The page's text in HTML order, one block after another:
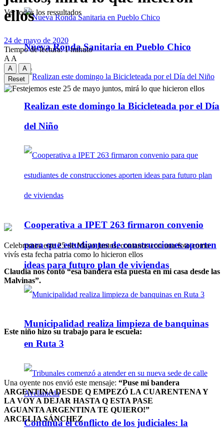
Nueva Ronda Sanitaria en Pueblo Chico
Realizan este domingo la Bicicleteada por el Día
del Niño
Cooperativa a IPET 263 firmaron convenio
para que estudiantes de construcciones aporten
ideas para futuro plan de viviendas
Municipalidad realiza limpieza de banquinas
en Ruta 3
Continúa el conflicto de los judiciales: la
Ver todos los ressultados
ellos
24 de mayo de 2020
Tiempo de lectura: 1 minuto
A A
A
A
Reset
Celebremos este 25 de Mayo juntos, contanos con una foto como
vivís esta fecha patria como lo hicieron ellos
Claudia nos contó “esa bandera esta puesta en mi casa desde las
Malvinas”.
Este niño hizo su trabajo para le escuela:
Una oyente nos envió este mensaje: “Puse mi bandera
ARGENTINA DESDE Q EMPEZÓ LA CUARENTENA Y
LA VOY A DEJAR HASTA Q ESTA PASE
AGUANTA ARGENTINA TE QUIERO!”
ARCELIA SÁNCHEZ